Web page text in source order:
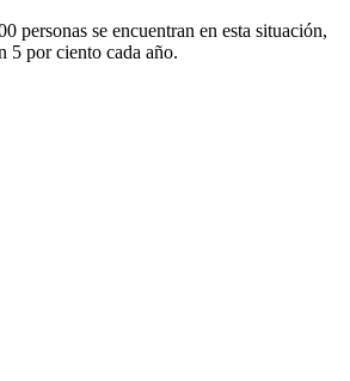
personas se encuentran en esta situación,
5 por ciento cada año.